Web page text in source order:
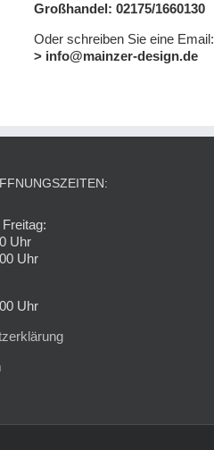
Großhandel: 02175/1660130
Oder schreiben Sie eine Email:
> info@mainzer-design.de
Uhr
Uhr
Uhr